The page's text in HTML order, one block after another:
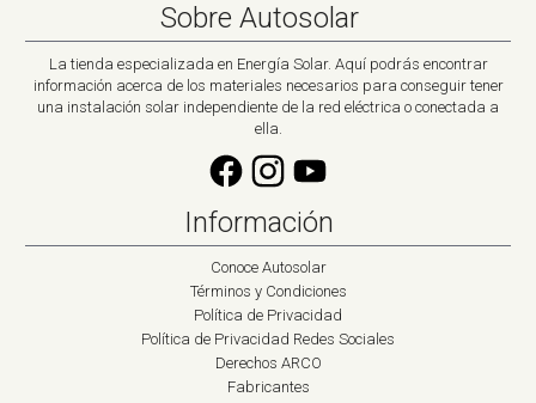
Sobre Autosolar
La tienda especializada en Energía Solar. Aquí podrás encontrar
información acerca de los materiales necesarios para conseguir tener
una instalación solar independiente de la red eléctrica o conectada a
ella.
Información
Conoce Autosolar
Términos y Condiciones
Política de Privacidad
Política de Privacidad Redes Sociales
Derechos ARCO
Fabricantes